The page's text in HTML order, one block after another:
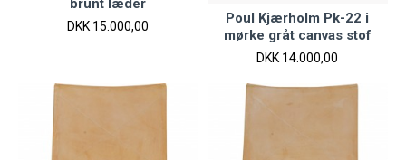
brunt læder
DKK 15.000,00
Poul Kjærholm Pk-22 i
mørke gråt canvas stof
DKK 14.000,00